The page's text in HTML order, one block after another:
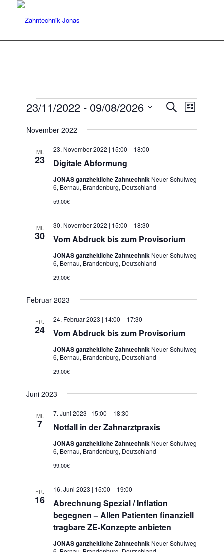
Veranstaltungen SucheListe
23/11/2022 - 09/08/2026
wählen.
November 2022
MI.
23 Digitale Abformung
23. November 2022 | 15:00 – 18:00
JONAS ganzheitliche Zahntechnik Neuer Schulweg
6, Bernau, Brandenburg, Deutschland
59,00€
MI.
30 Vom Abdruck bis zum Provisorium
30. November 2022 | 15:00 – 18:30
JONAS ganzheitliche Zahntechnik Neuer Schulweg
6, Bernau, Brandenburg, Deutschland
29,00€
Februar 2023
FR.
24 Vom Abdruck bis zum Provisorium
24. Februar 2023 | 14:00 – 17:30
JONAS ganzheitliche Zahntechnik Neuer Schulweg
6, Bernau, Brandenburg, Deutschland
29,00€
Juni 2023
MI.
7 Notfall in der Zahnarztpraxis
7. Juni 2023 | 15:00 – 18:30
JONAS ganzheitliche Zahntechnik Neuer Schulweg
6, Bernau, Brandenburg, Deutschland
99,00€
FR.
16
Abrechnung Spezial / Inflation
begegnen – Allen Patienten finanziell
tragbare ZE-Konzepte anbieten
16. Juni 2023 | 15:00 – 19:00
JONAS ganzheitliche Zahntechnik Neuer Schulweg